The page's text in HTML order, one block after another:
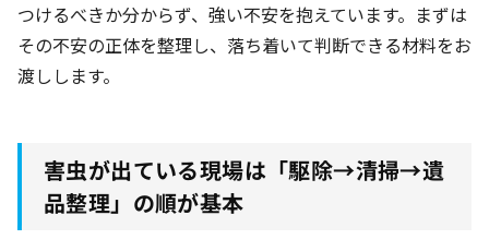
つけるべきか分からず、強い不安を抱えています。まずは
その不安の正体を整理し、落ち着いて判断できる材料をお
渡しします。
害虫が出ている現場は「駆除→清掃→遺
品整理」の順が基本